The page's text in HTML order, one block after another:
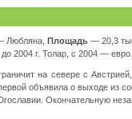
Любляна, Площадь — 20,3
2004 г. Толар, с 2004 — евро.
на севере с
объявила о выходе из
Окончательную